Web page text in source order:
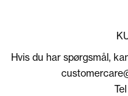
Hvis du har spørgsmål,